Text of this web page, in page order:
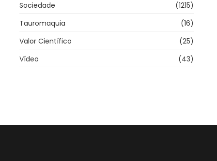
Sociedade
(1215)
Tauromaquia
(16)
Valor Científico
(25)
Vídeo
(43)